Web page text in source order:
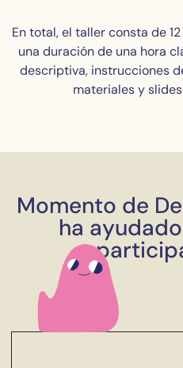
En total, el taller consta de
una duración de una hora
descriptiva, instrucciones
materiales y
Momento de
ha